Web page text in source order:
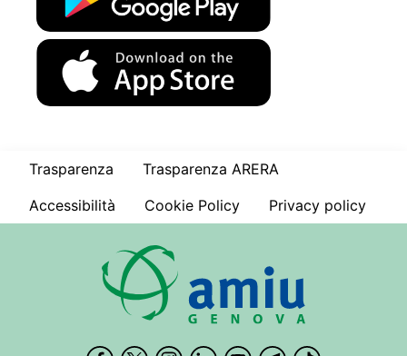
Home
Trasparenza
Trasparenza ARERA
Accessibilità
Cookie Policy Privacy policy